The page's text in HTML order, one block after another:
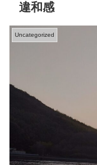
違和感
Uncategorized